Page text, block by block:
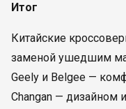
Итог
Китайские
заменой ушедшим
Geely и Belgee —
Changan — дизайном